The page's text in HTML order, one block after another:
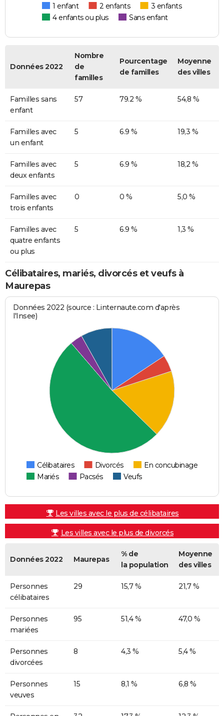
1 enfant 2 enfants
3 enfants
4 enfants ou plus
Sans enfant
Données 2022
Nombre
de
familles
Pourcentage
de familles
Moyenne
des villes
Familles sans
enfant
57 79.2 % 54,8 %
Familles avec
un enfant
5 6.9 % 19,3 %
Familles avec
deux enfants
5 6.9 % 18,2 %
Familles avec
trois enfants
0 0 % 5,0 %
Familles avec
quatre enfants
ou plus
5 6.9 % 1,3 %
Célibataires, mariés, divorcés et veufs à
Maurepas
Données 2022 (source : Linternaute.com d'après
l'Insee)
Célibataires Divorcés
En concubinage
Mariés
Pacsés Veufs
Les villes avec le plus de célibataires
Les villes avec le plus de divorcés
Données 2022 Maurepas
% de
la population
Moyenne
des villes
Personnes
célibataires
29 15,7 % 21,7 %
Personnes
mariées
95 51,4 % 47,0 %
Personnes
divorcées
8 4,3 % 5,4 %
Personnes
veuves
15 8,1 % 6,8 %